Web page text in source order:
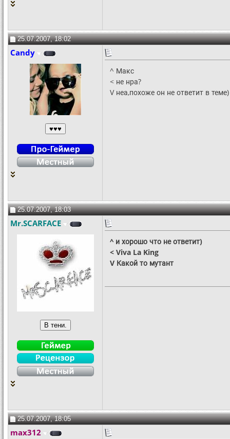
25.07.2007, 18:02
Candy
^ Макс
< не нра?
V неа,похоже он не ответит в теме)
25.07.2007, 18:03
Mr.SCARFACE
^ и хорошо что не ответит)
< Viva La King
V Какой то мутант
25.07.2007, 18:05
max312